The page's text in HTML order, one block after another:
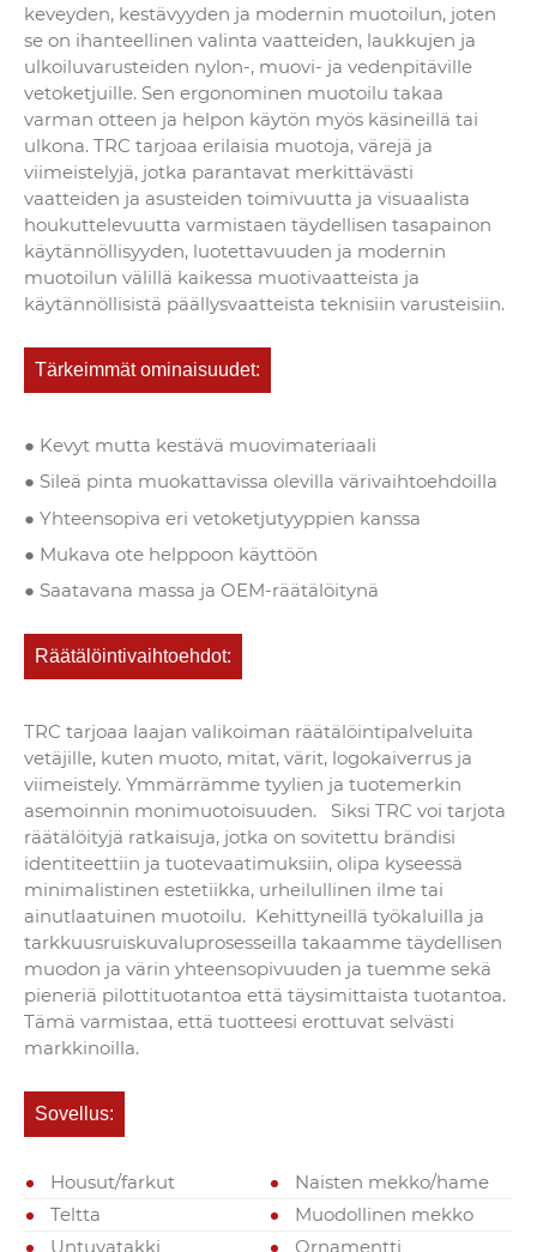
keveyden, kestävyyden ja modernin muotoilun, joten
se on ihanteellinen valinta vaatteiden, laukkujen ja
ulkoiluvarusteiden nylon-, muovi- ja vedenpitäville
vetoketjuille. Sen ergonominen muotoilu takaa
varman otteen ja helpon käytön myös käsineillä tai
ulkona. TRC tarjoaa erilaisia ​​muotoja, värejä ja
viimeistelyjä, jotka parantavat merkittävästi
vaatteiden ja asusteiden toimivuutta ja visuaalista
houkuttelevuutta varmistaen täydellisen tasapainon
käytännöllisyyden, luotettavuuden ja modernin
muotoilun välillä kaikessa muotivaatteista ja
käytännöllisistä päällysvaatteista teknisiin varusteisiin.
Tärkeimmät ominaisuudet:
● Kevyt mutta kestävä muovimateriaali
● Sileä pinta muokattavissa olevilla värivaihtoehdoilla
● Yhteensopiva eri vetoketjutyyppien kanssa
● Mukava ote helppoon käyttöön
● Saatavana massa ja OEM-räätälöitynä
Räätälöintivaihtoehdot:
TRC tarjoaa laajan valikoiman räätälöintipalveluita
vetäjille, kuten muoto, mitat, värit, logokaiverrus ja
viimeistely. Ymmärrämme tyylien ja tuotemerkin
asemoinnin monimuotoisuuden. Siksi TRC voi tarjota
räätälöityjä ratkaisuja, jotka on sovitettu brändisi
identiteettiin ja tuotevaatimuksiin, olipa kyseessä
minimalistinen estetiikka, urheilullinen ilme tai
ainutlaatuinen muotoilu. Kehittyneillä työkaluilla ja
tarkkuusruiskuvaluprosesseilla takaamme täydellisen
muodon ja värin yhteensopivuuden ja tuemme sekä
pieneriä pilottituotantoa että täysimittaista tuotantoa.
Tämä varmistaa, että tuotteesi erottuvat selvästi
markkinoilla.
Sovellus:
Housut/farkut
Naisten mekko/hame
Teltta
Muodollinen mekko
Untuvatakki
Ornamentti